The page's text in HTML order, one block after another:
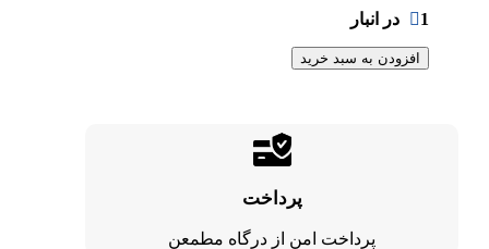
1 در انبار
افزودن به سبد خرید
پرداخت
پرداخت امن از درگاه مطمعن